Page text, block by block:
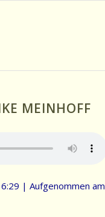
MEINHOFF
| Aufgenommen am